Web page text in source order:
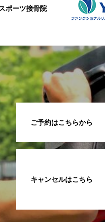
ポーツ接骨院
ご予約はこちらから
キャンセルはこちら